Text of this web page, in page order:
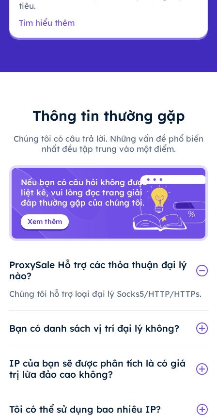
tiêu.
Tìm hiểu thêm
Thông tin thường gặp
Chúng tôi có câu trả lời. Những vấn đề phổ biến
nhất đều tập trung vào một điểm.
Nếu bạn có câu hỏi không được
liệt kê, vui lòng đọc trang giải
đáp thường gặp của chúng tôi.
Xem thêm
ProxySale Hỗ trợ các thỏa thuận đại lý
nào?
Chúng tôi hỗ trợ loại đại lý Socks5/HTTP/HTTPs.
Bạn có danh sách vị trí đại lý không?
IP của bạn sẽ được phân tích là có giá
trị lừa đảo cao không?
Tôi có thể sử dụng bao nhiêu IP?